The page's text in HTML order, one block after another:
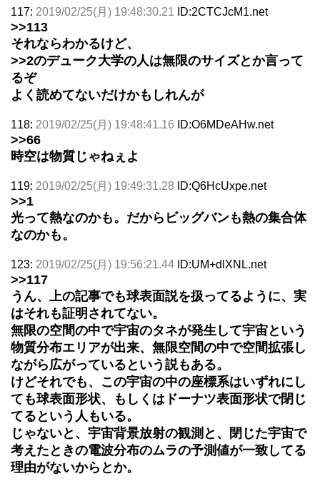
117: 2019/02/25(月) 19:48:30.21 ID:2CTCJcM1.net
>>113
それならわかるけど、
>>2のデューク大学の人は無限のサイズとか言って
るぞ
よく読めてないだけかもしれんが
118: 2019/02/25(月) 19:48:41.16 ID:O6MDeAHw.net
>>66
時空は物質じゃねぇよ
119: 2019/02/25(月) 19:49:31.28 ID:Q6HcUxpe.net
>>1
光って熱なのかも。だからビッグバンも熱の集合体
なのかも。
123: 2019/02/25(月) 19:56:21.44 ID:UM+dlXNL.net
>>117
うん、上の記事でも球表面説を扱ってるように、実
はそれも証明されてない。
無限の空間の中で宇宙のタネが発生して宇宙という
物質分布エリアが出来、無限空間の中で空間拡張し
ながら広がっているという説もある。
けどそれでも、この宇宙の中の座標系はいずれにし
ても球表面形状、もしくはドーナツ表面形状で閉じ
てるという人もいる。
じゃないと、宇宙背景放射の観測と、閉じた宇宙で
考えたときの電波分布のムラの予測値が一致してる
理由がないからとか。